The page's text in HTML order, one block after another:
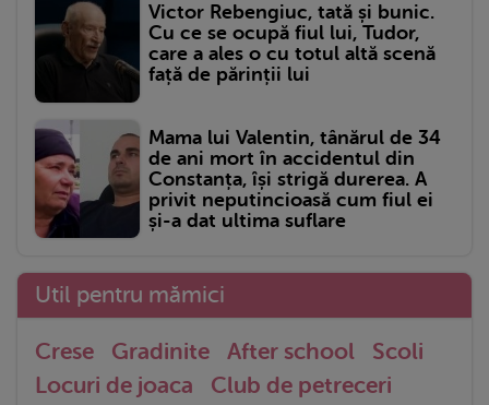
Victor Rebengiuc, tată și bunic.
Cu ce se ocupă fiul lui, Tudor,
care a ales o cu totul altă scenă
față de părinții lui
Mama lui Valentin, tânărul de 34
de ani mort în accidentul din
Constanța, își strigă durerea. A
privit neputincioasă cum fiul ei
și-a dat ultima suflare
Util pentru mămici
Crese Gradinite After school
Scoli
Locuri de joaca
Club de petreceri